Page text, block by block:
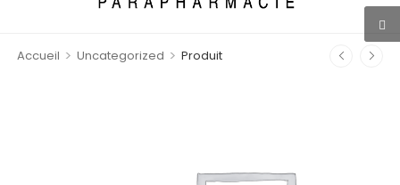
Accueil > Uncategorized > Produit